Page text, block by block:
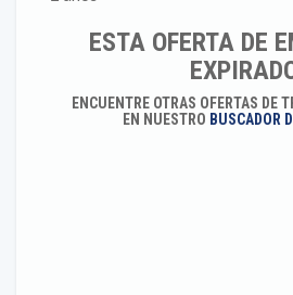
ESTA OFERTA DE
ENCUENTRE OTRAS OFERTAS DE
EN NUESTRO BUSCADOR